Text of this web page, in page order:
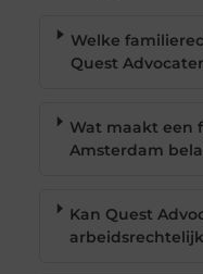
Welke
Quest
Wat maakt een
Amsterdam
Kan Quest